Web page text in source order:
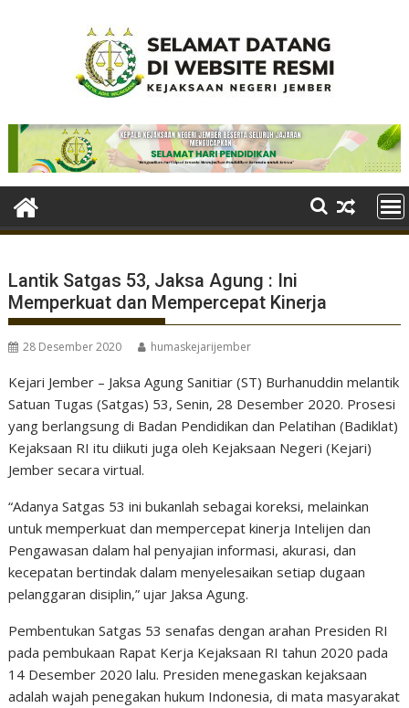
Lantik Satgas 53, Jaksa Agung : Ini
Memperkuat dan Mempercepat Kinerja
28 Desember 2020 humaskejarijember
Kejari Jember – Jaksa Agung Sanitiar (ST) Burhanuddin melantik
Satuan Tugas (Satgas) 53, Senin, 28 Desember 2020. Prosesi
yang berlangsung di Badan Pendidikan dan Pelatihan (Badiklat)
Kejaksaan RI itu diikuti juga oleh Kejaksaan Negeri (Kejari)
Jember secara virtual.
“Adanya Satgas 53 ini bukanlah sebagai koreksi, melainkan
untuk memperkuat dan mempercepat kinerja Intelijen dan
Pengawasan dalam hal penyajian informasi, akurasi, dan
kecepatan bertindak dalam menyelesaikan setiap dugaan
pelanggaran disiplin,” ujar Jaksa Agung.
Pembentukan Satgas 53 senafas dengan arahan Presiden RI
pada pembukaan Rapat Kerja Kejaksaan RI tahun 2020 pada
14 Desember 2020 lalu. Presiden menegaskan kejaksaan
adalah wajah penegakan hukum Indonesia, di mata masyarakat